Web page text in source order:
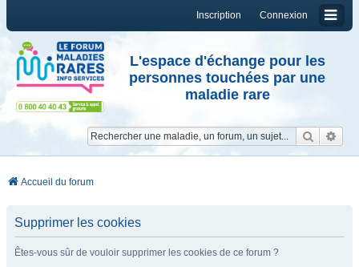
Connexion
Inscription
L'espace d'échange pour les
personnes touchées par une
maladie rare
Accueil du forum
Supprimer les cookies
Êtes-vous sûr de vouloir supprimer les cookies de ce forum ?